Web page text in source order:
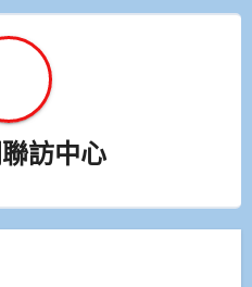
訪中心